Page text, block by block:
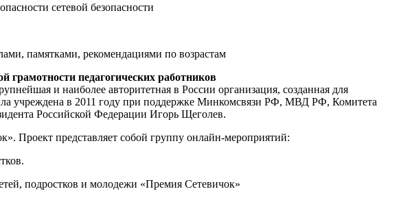
сетевой безопасности
памятками, рекомендациями по возрастам
педагогических работников
и наиболее авторитетная в России организация, созданная для
учреждена в 2011 году при поддержке Минкомсвязи РФ, МВД РФ, Комитета
Российской Федерации Игорь Щеголев.
Проект представляет собой группу онлайн-мероприятий:
подростков и молодежи «Премия Сетевичок»